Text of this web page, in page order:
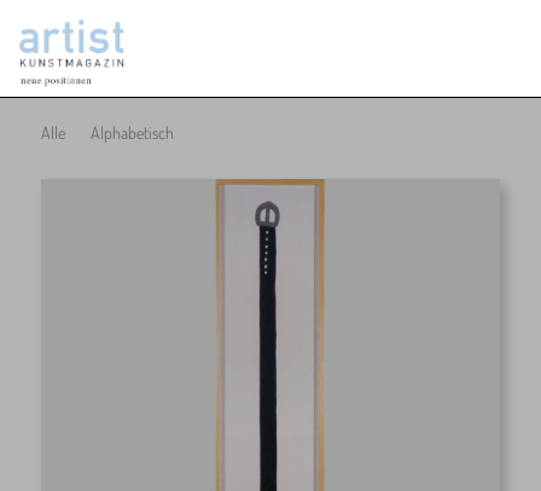
Alle Alphabetisch